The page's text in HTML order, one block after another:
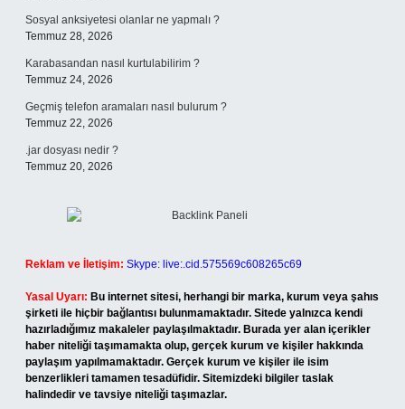
Sosyal anksiyetesi olanlar ne yapmalı ?
Temmuz 28, 2026
Karabasandan nasıl kurtulabilirim ?
Temmuz 24, 2026
Geçmiş telefon aramaları nasıl bulurum ?
Temmuz 22, 2026
.jar dosyası nedir ?
Temmuz 20, 2026
Reklam ve İletişim: Skype: live:.cid.575569c608265c69
Yasal Uyarı: Bu internet sitesi, herhangi bir marka, kurum veya şahıs
şirketi ile hiçbir bağlantısı bulunmamaktadır. Sitede yalnızca kendi
hazırladığımız makaleler paylaşılmaktadır. Burada yer alan içerikler
haber niteliği taşımamakta olup, gerçek kurum ve kişiler hakkında
paylaşım yapılmamaktadır. Gerçek kurum ve kişiler ile isim
benzerlikleri tamamen tesadüfidir. Sitemizdeki bilgiler taslak
halindedir ve tavsiye niteliği taşımazlar.